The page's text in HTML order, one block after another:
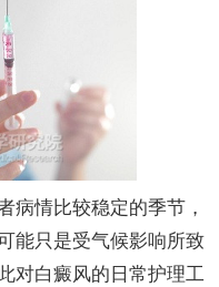
病情比较稳定的季节，
能只是受气候影响所致
对白癜风的日常护理工